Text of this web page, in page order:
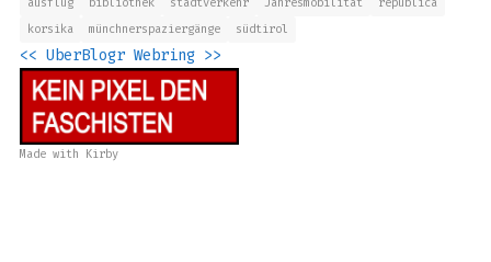
ausflug
bibliothek stadtverkehr Jahresmobilität
republica
korsika
münchnerspaziergänge südtirol
<< UberBlogr Webring >>
Made with Kirby